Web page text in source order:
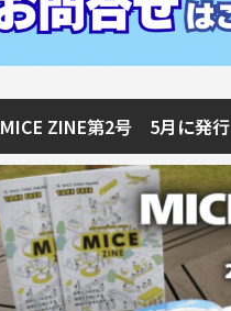
MICE ZINE第2号 5月に発行